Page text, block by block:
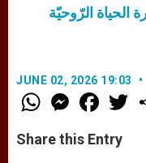
الحياة الرّوحيّة
JUNE 02, 2026 19:03
W
h
t
s
M
e
s
e
F
a
e
b
w
Share this Entry